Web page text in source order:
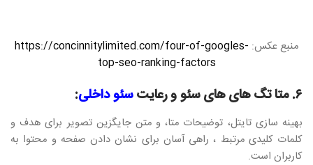
منبع عکس: https://concinnitylimited.com/four-of-googles-
top-seo-ranking-factors
۶. متا تگ های های سئو و رعایت سئو داخلی:
بهینه سازی تایتل، توضیحات متا، و متن جایگزین تصویر برای هدف و
کلمات کلیدی مرتبط ، راهی آسان برای نشان دادن صفحه و محتوا به
کاربران است.